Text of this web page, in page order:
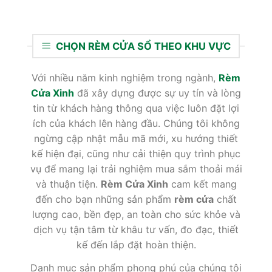
CHỌN RÈM CỬA SỔ THEO KHU VỰC
Với nhiều năm kinh nghiệm trong ngành, Rèm
Cửa Xinh đã xây dựng được sự uy tín và lòng
tin từ khách hàng thông qua việc luôn đặt lợi
ích của khách lên hàng đầu. Chúng tôi không
ngừng cập nhật mẫu mã mới, xu hướng thiết
kế hiện đại, cũng như cải thiện quy trình phục
vụ để mang lại trải nghiệm mua sắm thoải mái
và thuận tiện. Rèm Cửa Xinh cam kết mang
đến cho bạn những sản phẩm rèm cửa chất
lượng cao, bền đẹp, an toàn cho sức khỏe và
dịch vụ tận tâm từ khâu tư vấn, đo đạc, thiết
kế đến lắp đặt hoàn thiện.
Danh mục sản phẩm phong phú của chúng tôi